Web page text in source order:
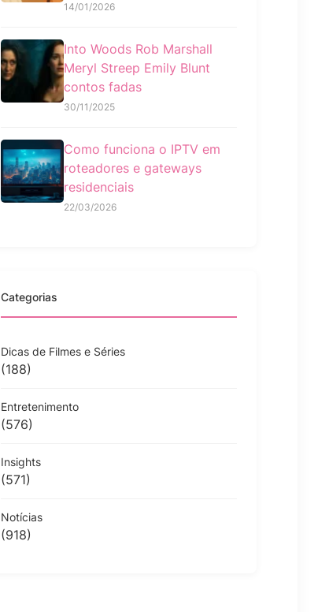
14/01/2026
Into Woods Rob Marshall
Meryl Streep Emily Blunt
contos fadas
30/11/2025
Como funciona o IPTV em
roteadores e gateways
residenciais
22/03/2026
Categorias
Dicas de Filmes e Séries
(188)
Entretenimento
(576)
Insights
(571)
Notícias
(918)